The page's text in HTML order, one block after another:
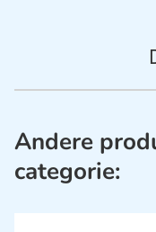
Andere
categorie: